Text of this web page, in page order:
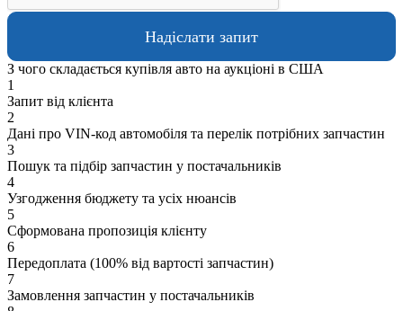
З чого складається купівля авто на аукціоні в США
1
Запит від клієнта
2
Дані про VIN-код автомобіля та перелік потрібних запчастин
3
Пошук та підбір запчастин у постачальників
4
Узгодження бюджету та усіх нюансів
5
Сформована пропозиція клієнту
6
Передоплата (100% від вартості запчастин)
7
Замовлення запчастин у постачальників